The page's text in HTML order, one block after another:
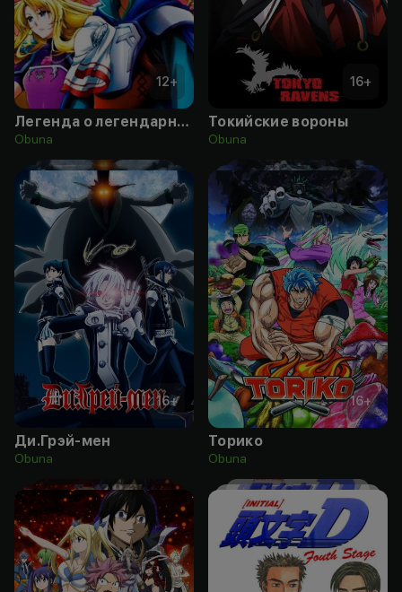
12+
Легенда о легендарных героях
Obuna
16+
Токийские вороны
Obuna
16+
Ди.Грэй-мен
Obuna
16+
Торико
Obuna